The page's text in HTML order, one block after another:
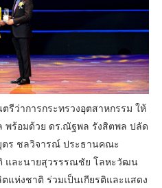
รีว่าการกระทรวงอุตสาหกรรม ให้
พร้อมด้วย ดร.ณัฐพล รังสิตพล ปลัด
ตร ชลวิจารณ์ ประธานคณะ
และนายสุวรรรณชัย โลหะวัฒน
แห่งชาติ ร่วมเป็นเกียรติและแสดง